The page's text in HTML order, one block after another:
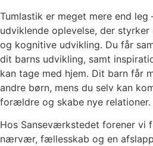
Tumlastik er meget mere end leg
udviklende oplevelse, der
og kognitive udvikling. Du får
dit barns udvikling, samt
kan tage med hjem. Dit barn får
andre børn, mens du selv kan
forældre og skabe nye relationer.
Hos Sanseværkstedet forener vi
nærvær, fællesskab og en